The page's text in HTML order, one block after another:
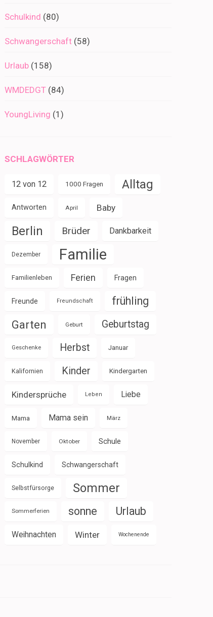
Schulkind (80)
Schwangerschaft (58)
Urlaub (158)
WMDEDGT (84)
YoungLiving (1)
SCHLAGWÖRTER
12 von 12 1000 Fragen Alltag
Antworten April Baby
Berlin Brüder Dankbarkeit
Dezember Familie
Familienleben Ferien Fragen
Freunde Freundschaft frühling
Garten Geburt Geburtstag
Geschenke Herbst Januar
Kalifornien Kinder Kindergarten
Kindersprüche Leben Liebe
Mama Mama sein März
November Oktober Schule
Schulkind Schwangerschaft
Selbstfürsorge Sommer
Sommerferien sonne Urlaub
Weihnachten Winter Wochenende